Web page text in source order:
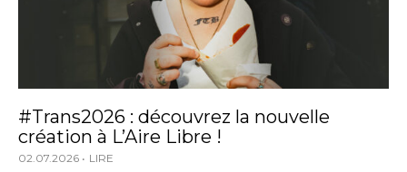
#Trans2026 : découvrez la nouvelle
création à L’Aire Libre !
02.07.2026 LIRE